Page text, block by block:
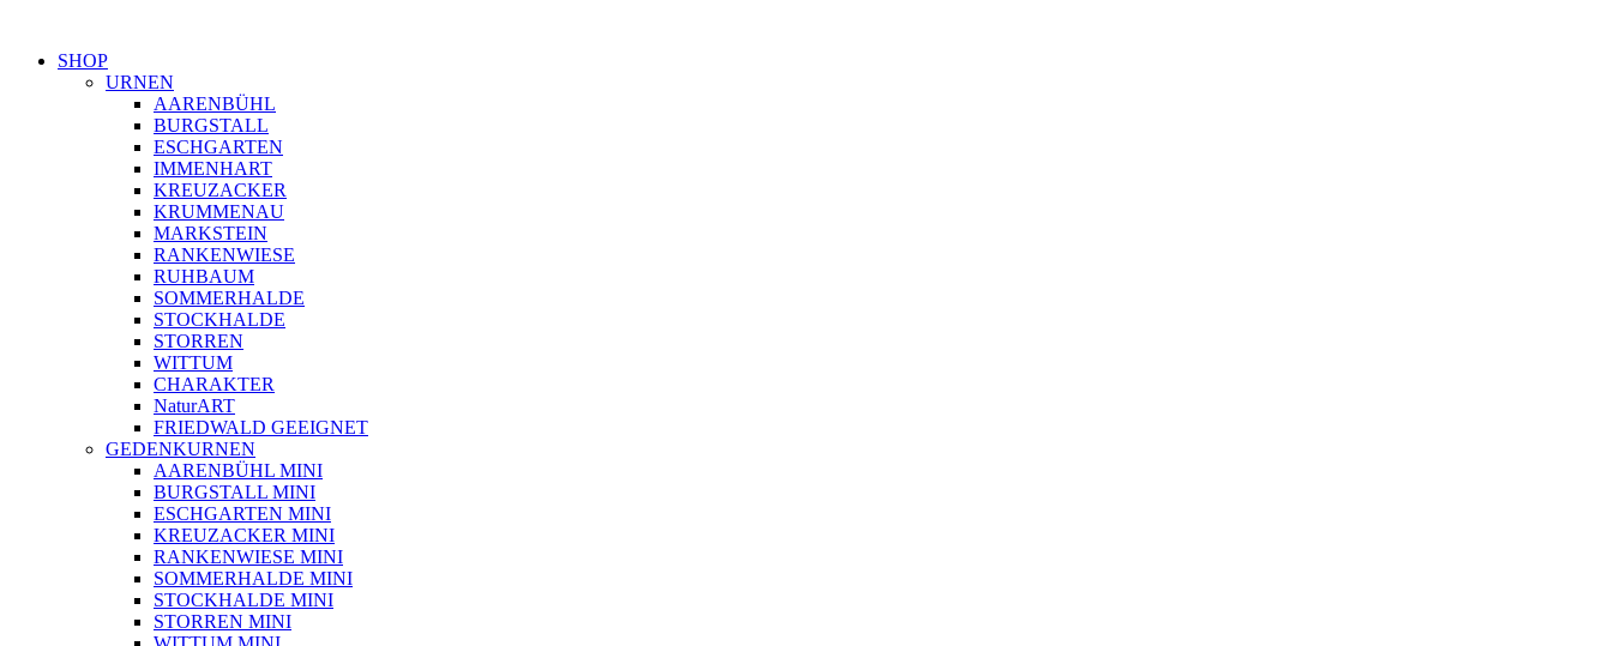
SHOP
URNEN
AARENBÜHL
BURGSTALL
ESCHGARTEN
IMMENHART
KREUZACKER
KRUMMENAU
MARKSTEIN
RANKENWIESE
RUHBAUM
SOMMERHALDE
STOCKHALDE
STORREN
WITTUM
CHARAKTER
NaturART
FRIEDWALD GEEIGNET
GEDENKURNEN
AARENBÜHL MINI
BURGSTALL MINI
ESCHGARTEN MINI
KREUZACKER MINI
RANKENWIESE MINI
SOMMERHALDE MINI
STOCKHALDE MINI
STORREN MINI